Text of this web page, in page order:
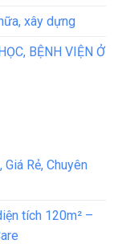
xây dựng
BỆNH VIỆN Ở
Rẻ, Chuyên
tích 120m² –